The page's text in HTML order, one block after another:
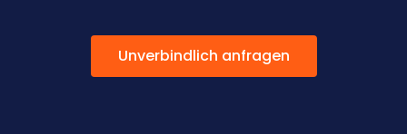
Unverbindlich anfragen